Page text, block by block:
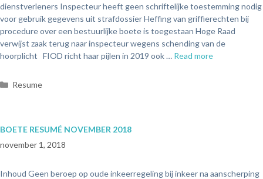
dienstverleners Inspecteur heeft geen schriftelijke toestemming nodig
voor gebruik gegevens uit strafdossier Heffing van griffierechten bij
procedure over een bestuurlijke boete is toegestaan Hoge Raad
verwijst zaak terug naar inspecteur wegens schending van de
hoorplicht FIOD richt haar pijlen in 2019 ook … Read more
Resume
BOETE RESUMÉ NOVEMBER 2018
november 1, 2018
Inhoud Geen beroep op oude inkeerregeling bij inkeer na aanscherping